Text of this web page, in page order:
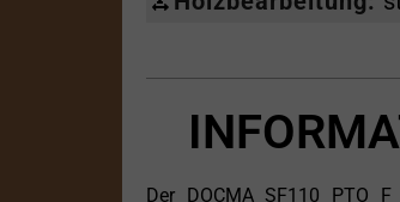
Der DOCMA SF110 PTO